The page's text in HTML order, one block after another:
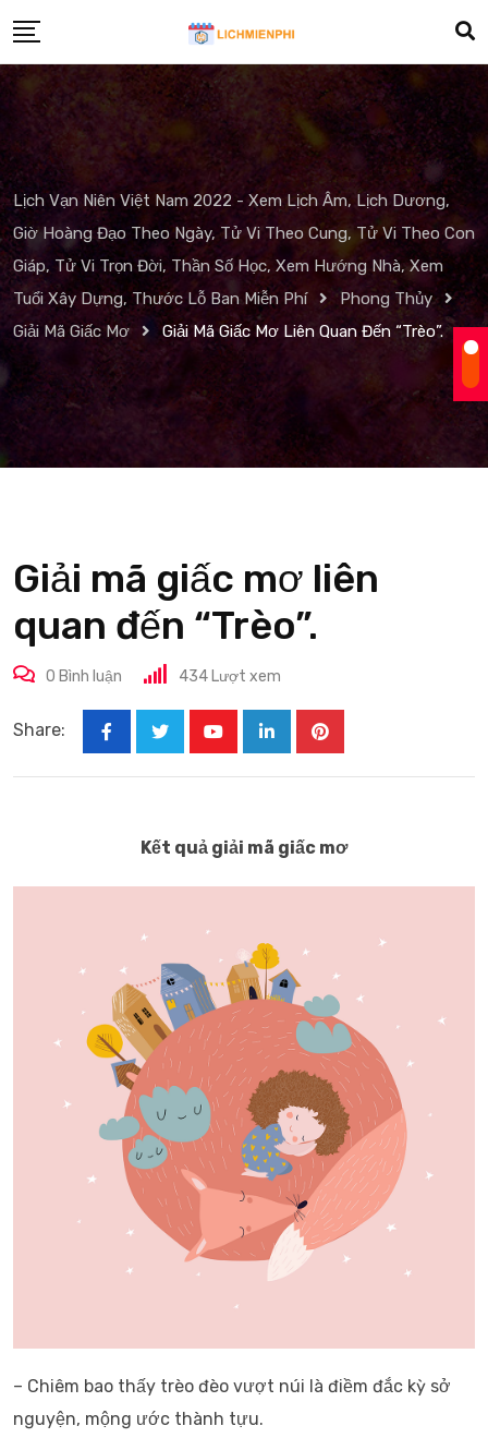
to
content
Lịch Vạn Niên Việt Nam 2022 - Xem Lịch Âm, Lịch Dương,
Giờ Hoàng Đạo Theo Ngày, Tử Vi Theo Cung, Tử Vi Theo Con
Giáp, Tử Vi Trọn Đời, Thần Số Học, Xem Hướng Nhà, Xem
Tuổi Xây Dựng, Thước Lỗ Ban Miễn Phí
Phong Thủy
Giải Mã Giấc Mơ
Giải Mã Giấc Mơ Liên Quan Đến “Trèo”.
Giải mã giấc mơ liên
quan đến “Trèo”.
0 Bình luận 434 Lượt xem
Share:
LinkedInPinterest
Kết quả giải mã giấc mơ
– Chiêm bao thấy trèo đèo vượt núi là điềm đắc kỳ sở
nguyện, mộng ước thành tựu.